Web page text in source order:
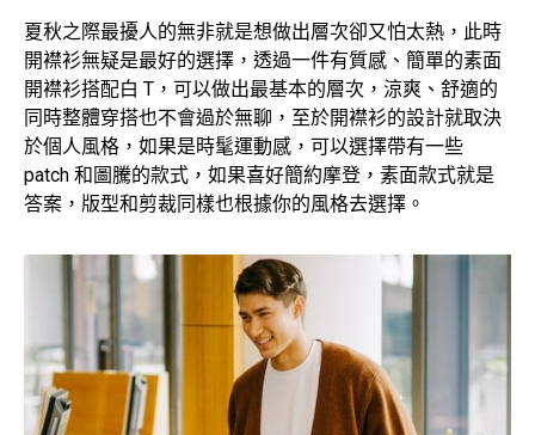
夏秋之際最擾人的無非就是想做出層次卻又怕太熱，此時
開襟衫無疑是最好的選擇，透過一件有質感、簡單的素面
開襟衫搭配白 T，可以做出最基本的層次，涼爽、舒適的
同時整體穿搭也不會過於無聊，至於開襟衫的設計就取決
於個人風格，如果是時髦運動感，可以選擇帶有一些
patch 和圖騰的款式，如果喜好簡約摩登，素面款式就是
答案，版型和剪裁同樣也根據你的風格去選擇。